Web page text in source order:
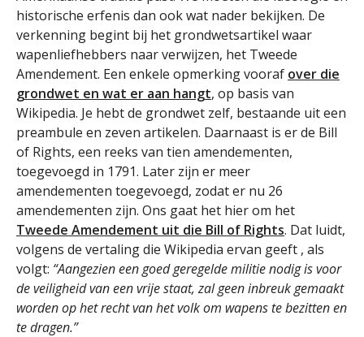
historische erfenis dan ook wat nader bekijken. De
verkenning begint bij het grondwetsartikel waar
wapenliefhebbers naar verwijzen, het Tweede
Amendement. Een enkele opmerking vooraf over die
grondwet en wat er aan hangt, op basis van
Wikipedia. Je hebt de grondwet zelf, bestaande uit een
preambule en zeven artikelen. Daarnaast is er de Bill
of Rights, een reeks van tien amendementen,
toegevoegd in 1791. Later zijn er meer
amendementen toegevoegd, zodat er nu 26
amendementen zijn. Ons gaat het hier om het
Tweede Amendement uit die Bill of Rights. Dat luidt,
volgens de vertaling die Wikipedia ervan geeft , als
volgt: “Aangezien een goed geregelde militie nodig is voor
de veiligheid van een vrije staat, zal geen inbreuk gemaakt
worden op het recht van het volk om wapens te bezitten en
te dragen.”